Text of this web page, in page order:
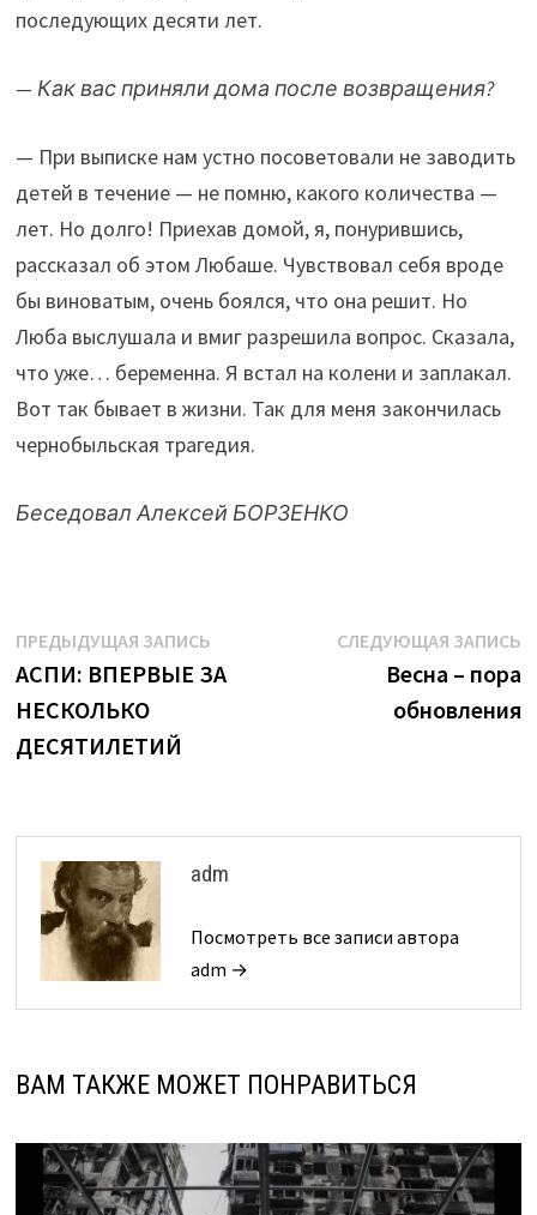
последующих десяти лет.
— Как вас приняли дома после возвращения?
— При выписке нам устно посоветовали не заводить
детей в течение — не помню, какого количества —
лет. Но долго! Приехав домой, я, понурившись,
рассказал об этом Любаше. Чувствовал себя вроде
бы виноватым, очень боялся, что она решит. Но
Люба выслушала и вмиг разрешила вопрос. Сказала,
что уже… беременна. Я встал на колени и заплакал.
Вот так бывает в жизни. Так для меня закончилась
чернобыльская трагедия.
Беседовал Алексей БОРЗЕНКО
Навигация
по
записям
ПРЕДЫДУЩАЯ ЗАПИСЬПредыдущая
запись:
АСПИ: ВПЕРВЫЕ ЗА
НЕСКОЛЬКО
ДЕСЯТИЛЕТИЙ
СЛЕДУЮЩАЯ ЗАПИСЬ
Весна – пора
обновления
adm
Посмотреть все записи автора
adm →
ВАМ ТАКЖЕ МОЖЕТ ПОНРАВИТЬСЯ